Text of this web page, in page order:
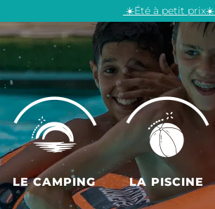
☀️Été à petit prix☀️
LE CAMPING LA PISCINE